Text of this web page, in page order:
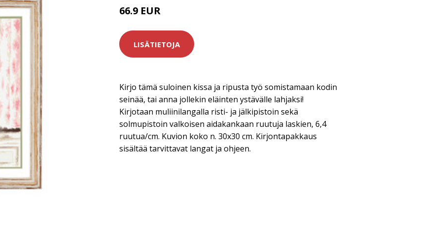
66.9 EUR
LISÄTIETOJA
Kirjo tämä suloinen kissa ja ripusta työ somistamaan kodin
seinää, tai anna jollekin eläinten ystävälle lahjaksi!
Kirjotaan muliinilangalla risti- ja jälkipistoin sekä
solmupistoin valkoisen aidakankaan ruutuja laskien, 6,4
ruutua/cm. Kuvion koko n. 30x30 cm. Kirjontapakkaus
sisältää tarvittavat langat ja ohjeen.